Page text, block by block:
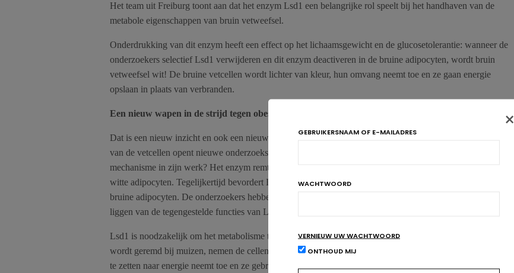
Het team uit Freiburg toont aan dat het enzym Lsd1 een belangrijke rol speelt bij het handhaven van de
metabole eigenschappen van bruin vetweefsel.
Onderdrukking van dit enzym heeft een effect op het lichaamsgewicht en de glucosetolerantie: wanneer de
onderzoekers selectief Lsd1 verwijderen en dit enzym deactiveren in de bruine adipocyten, wordt bruin
vetweefsel wit! De bruine vetcellen wordt lichter van kleur, hun omvang neemt toe en ze gaan energie
opslaan in plaats van verbranden.
Een nieuw wapen in de strijd tegen obesitas
Dat is een nieuw inzicht en ook een nieuwe strategie. Onze kennis van de invloed van Lsd1 op de aard
van de vetcellen opent nieuwe onderzoeksmogelijkheden in de strijd tegen obesitas. Hoe gaat dit
mechanisme in zijn werk? Het enzym remt de expressie van genen die de informatie bevatten voor de
witte adipocyten. Tegelijkertijd bevordert Lsd1 de expressie van genen die informatie bevatten voor de
bruine adipocyten. De onderzoekers hebben ook de complexe mechanismen verklaard die aan de basis
liggen van de tegengestelde functies van Lsd1.
Lsd1 is noodzakelijk om het metabolisme te regelen, bijvoorbeeld voor de oxidatie van vetzuren. Als Lsd1
wordt geremd bij muizen, nemen de cellen van de dieren meer glucose op. Hun vermogen om glucose om
te zetten naar energie neemt toe en ze gebruiken minder vetzuren. De dieren worden dan veel zwaarder.
×
GEBRUIKERSNAAM OF E-MAILADRES
WACHTWOORD
VERNIEUW UW WACHTWOORD
ONTHOUD MIJ